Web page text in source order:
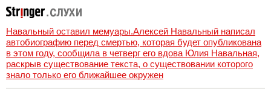
Навальный оставил мемуары.Алексей Навальный написал
автобиографию перед смертью, которая будет опубликована
в этом году, сообщила в четверг его вдова Юлия Навальная,
раскрыв существование текста, о существовании которого
знало только его ближайшее окружен